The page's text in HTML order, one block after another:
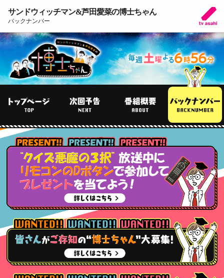
サンドウィッチマン&芦田愛菜の博士ちゃん
バックナンバー